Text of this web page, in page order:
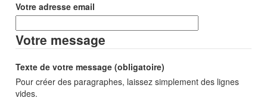
Votre adresse email
Votre message
Texte de votre message (obligatoire)
Pour créer des paragraphes, laissez simplement des lignes
vides.